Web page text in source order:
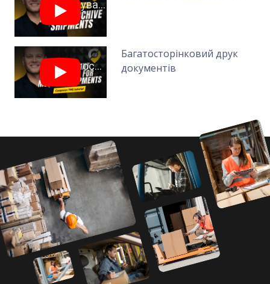
Багатосторінковий друк
документів